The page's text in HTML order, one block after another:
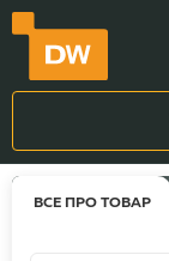
ВСЕ ПРО ТОВАР